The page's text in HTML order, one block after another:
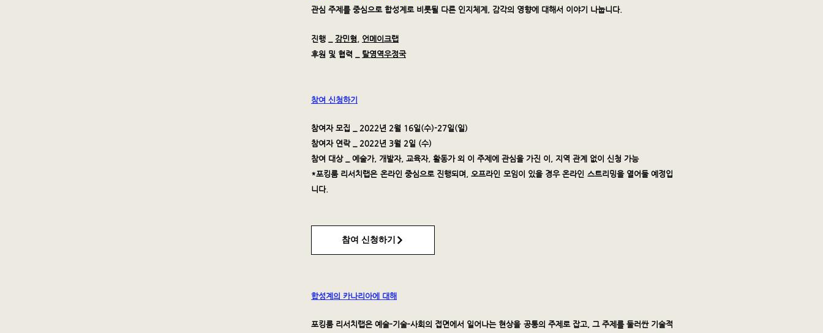
관심 주제를 중심으로 합성계로 비롯될 다른 인지체계, 감각의 영향에 대해서 이야기 나눕니다.
진행 _ 강민형, 언메이크랩
후원 및 협력 _ 탈영역우정국
참여 신청하기
참여자 모집 _ 2022년 2월 16일(수)-27일(일)
참여자 연락 _ 2022년 3월 2일 (수)
참여 대상 _ 예술가, 개발자, 교육자, 활동가 외 이 주제에 관심을 가진 이, 지역 관계 없이 신청 가능
*포킹룸 리서치랩은 온라인 중심으로 진행되며, 오프라인 모임이 있을 경우 온라인 스트리밍을 열어둘 예정입
니다.
합성계의 카나리아에 대해
포킹룸 리서치랩은 예술-기술-사회의 접면에서 일어나는 현상을 공통의 주제로 잡고, 그 주제를 둘러싼 기술적
참여 신청하기